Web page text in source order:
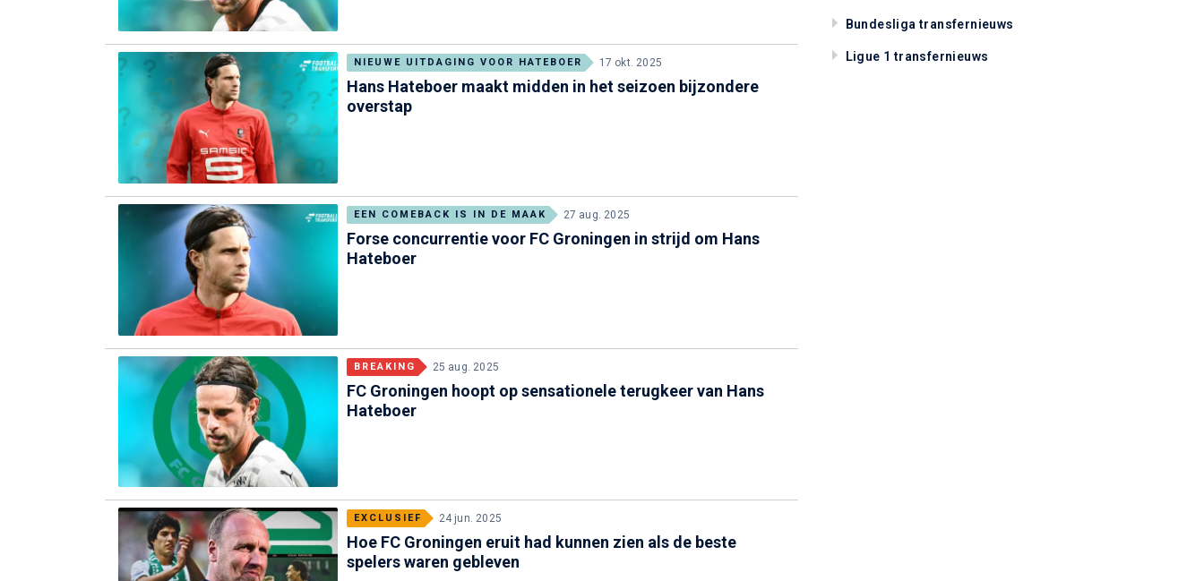
NIEUWE UITDAGING VOOR HATEBOER 17 okt. 2025
Hans Hateboer maakt midden in het seizoen bijzondere
overstap
EEN COMEBACK IS IN DE MAAK 27 aug. 2025
Forse concurrentie voor FC Groningen in strijd om Hans
Hateboer
BREAKING 25 aug. 2025
FC Groningen hoopt op sensationele terugkeer van Hans
Hateboer
EXCLUSIEF 24 jun. 2025
Hoe FC Groningen eruit had kunnen zien als de beste
spelers waren gebleven
Bundesliga transfernieuws
Ligue 1 transfernieuws